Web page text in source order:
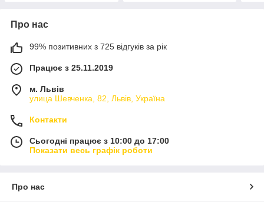
Про нас
99% позитивних з 725 відгуків за рік
Працює з 25.11.2019
м. Львів
улица Шевченка, 82, Львів, Україна
Контакти
Сьогодні працює з 10:00 до 17:00
Показати весь графік роботи
Про нас